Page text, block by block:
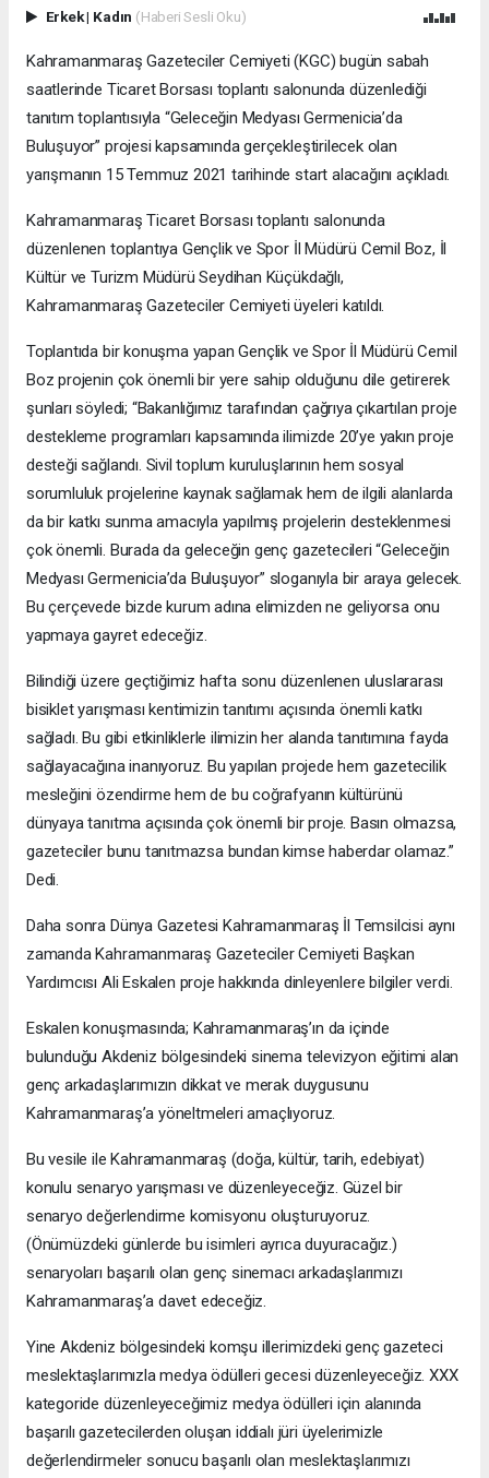
Erkek| Kadın (Haberi Sesli Oku)
Kahramanmaraş Gazeteciler Cemiyeti (KGC) bugün sabah
saatlerinde Ticaret Borsası toplantı salonunda düzenlediği
tanıtım toplantısıyla “Geleceğin Medyası Germenicia’da
Buluşuyor” projesi kapsamında gerçekleştirilecek olan
yarışmanın 15 Temmuz 2021 tarihinde start alacağını açıkladı.
Kahramanmaraş Ticaret Borsası toplantı salonunda
düzenlenen toplantıya Gençlik ve Spor İl Müdürü Cemil Boz, İl
Kültür ve Turizm Müdürü Seydihan Küçükdağlı,
Kahramanmaraş Gazeteciler Cemiyeti üyeleri katıldı.
Toplantıda bir konuşma yapan Gençlik ve Spor İl Müdürü Cemil
Boz projenin çok önemli bir yere sahip olduğunu dile getirerek
şunları söyledi; “Bakanlığımız tarafından çağrıya çıkartılan proje
destekleme programları kapsamında ilimizde 20’ye yakın proje
desteği sağlandı. Sivil toplum kuruluşlarının hem sosyal
sorumluluk projelerine kaynak sağlamak hem de ilgili alanlarda
da bir katkı sunma amacıyla yapılmış projelerin desteklenmesi
çok önemli. Burada da geleceğin genç gazetecileri “Geleceğin
Medyası Germenicia’da Buluşuyor” sloganıyla bir araya gelecek.
Bu çerçevede bizde kurum adına elimizden ne geliyorsa onu
yapmaya gayret edeceğiz.
Bilindiği üzere geçtiğimiz hafta sonu düzenlenen uluslararası
bisiklet yarışması kentimizin tanıtımı açısında önemli katkı
sağladı. Bu gibi etkinliklerle ilimizin her alanda tanıtımına fayda
sağlayacağına inanıyoruz. Bu yapılan projede hem gazetecilik
mesleğini özendirme hem de bu coğrafyanın kültürünü
dünyaya tanıtma açısında çok önemli bir proje. Basın olmazsa,
gazeteciler bunu tanıtmazsa bundan kimse haberdar olamaz.”
Dedi.
Daha sonra Dünya Gazetesi Kahramanmaraş İl Temsilcisi aynı
zamanda Kahramanmaraş Gazeteciler Cemiyeti Başkan
Yardımcısı Ali Eskalen proje hakkında dinleyenlere bilgiler verdi.
Eskalen konuşmasında; Kahramanmaraş’ın da içinde
bulunduğu Akdeniz bölgesindeki sinema televizyon eğitimi alan
genç arkadaşlarımızın dikkat ve merak duygusunu
Kahramanmaraş’a yöneltmeleri amaçlıyoruz.
Bu vesile ile Kahramanmaraş (doğa, kültür, tarih, edebiyat)
konulu senaryo yarışması ve düzenleyeceğiz. Güzel bir
senaryo değerlendirme komisyonu oluşturuyoruz.
(Önümüzdeki günlerde bu isimleri ayrıca duyuracağız.)
senaryoları başarılı olan genç sinemacı arkadaşlarımızı
Kahramanmaraş’a davet edeceğiz.
Yine Akdeniz bölgesindeki komşu illerimizdeki genç gazeteci
meslektaşlarımızla medya ödülleri gecesi düzenleyeceğiz. XXX
kategoride düzenleyeceğimiz medya ödülleri için alanında
başarılı gazetecilerden oluşan iddialı jüri üyelerimizle
değerlendirmeler sonucu başarılı olan meslektaşlarımızı